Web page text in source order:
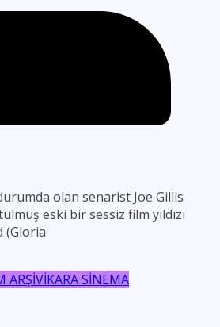
olan senarist Joe Gillis
eski bir sessiz film yıldızı
(Gloria
ARŞİVİKARA SİNEMA